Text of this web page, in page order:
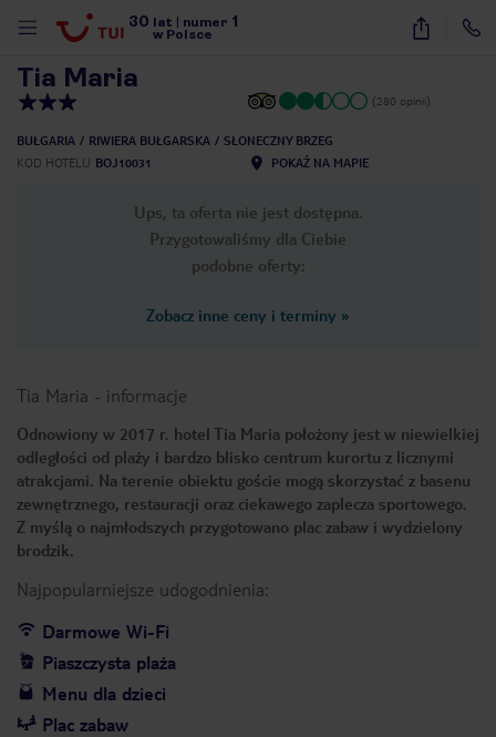
30 lat numer 1
w Polsce
36
Tia Maria
(280 opinii)
BUŁGARIA RIWIERA BUŁGARSKA
SŁONECZNY BRZEG
KOD HOTELU BOJ10031 POKAŻ NA MAPIE
Ups, ta oferta nie jest dostępna.
Przygotowaliśmy dla Ciebie
podobne oferty:
Zobacz inne ceny i terminy »
Tia Maria - informacje
Odnowiony w 2017 r. hotel Tia Maria położony jest w niewielkiej
odległości od plaży i bardzo blisko centrum kurortu z licznymi
atrakcjami. Na terenie obiektu goście mogą skorzystać z basenu
zewnętrznego, restauracji oraz ciekawego zaplecza sportowego.
Z myślą o najmłodszych przygotowano plac zabaw i wydzielony
brodzik.
Najpopularniejsze udogodnienia:
Darmowe Wi-Fi
Piaszczysta plaża
Menu dla dzieci
Plac zabaw